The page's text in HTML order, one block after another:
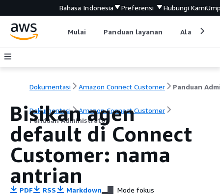
Bahasa Indonesia Preferensi Hubungi Kami
Mulai Panduan layanan Alat
Dokumentasi Amazon Connect Customer
Dokumentasi
Amazon Connect Customer
Panduan Administrator
Bisikan agen
default di Connect
Customer: nama
antrian
PDF RSS Markdown Mode fokus